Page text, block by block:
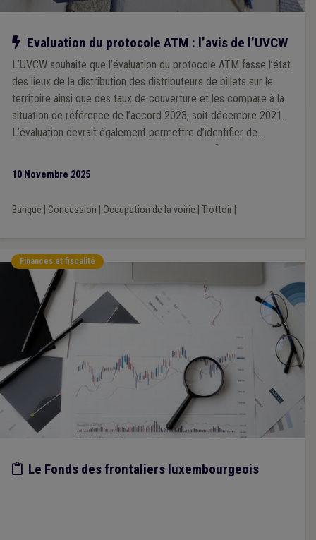
Notre action
Evaluation du protocole ATM : l’avis de l’UVCW
L’UVCW souhaite que l’évaluation du protocole ATM fasse l’état
des lieux de la distribution des distributeurs de billets sur le
territoire ainsi que des taux de couverture et les compare à la
situation de référence de l’accord 2023, soit décembre 2021.
L’évaluation devrait également permettre d’identifier de
manière objective les zones mal desservies afin de pouvoir
10 Novembre 2025
Banque Concession Occupation de la voirie Trottoir|
Finances et fiscalité
Etude/chiffres
Le Fonds des frontaliers luxembourgeois